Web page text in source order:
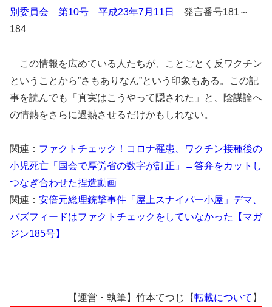
別委員会 第10号 平成23年7月11日
発言番号181～
184
この情報を広めている人たちが、ことごとく反ワクチン
ということから”さもありなん”という印象もある。この記
事を読んでも「真実はこうやって隠された」と、陰謀論へ
の情熱をさらに過熱させるだけかもしれない。
関連： ファクトチェック！コロナ罹患、ワクチン接種後の
小児死亡「国会で厚労省の数字が訂正」→答弁をカットし
つなぎ合わせた捏造動画
関連： 安倍元総理銃撃事件「屋上スナイパー小屋」デマ、
バズフィードはファクトチェックをしていなかった【マガ
ジン185号】
【運営・執筆】竹本てつじ【転載について 】